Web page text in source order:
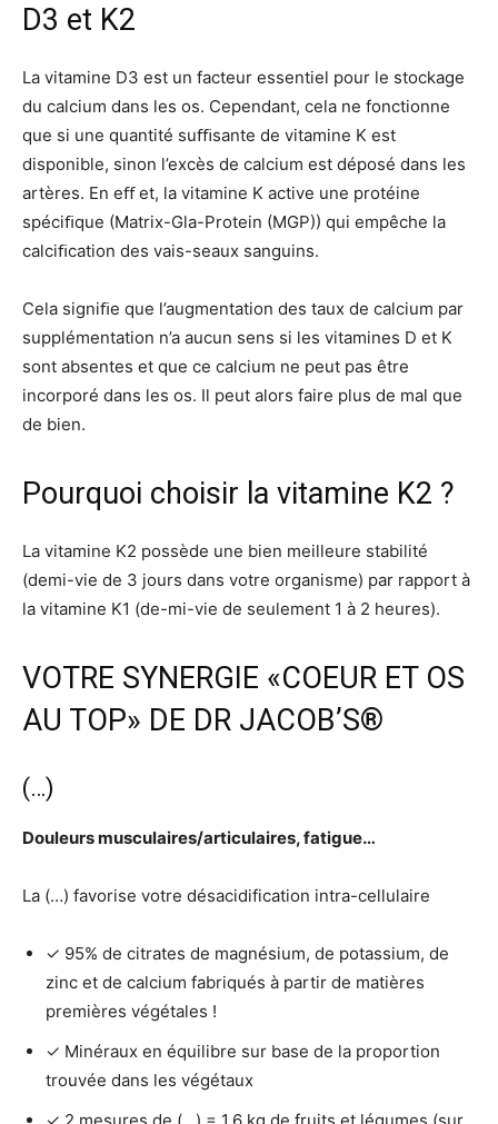
D3 et K2
La vitamine D3 est un facteur essentiel pour le stockage
du calcium dans les os. Cependant, cela ne fonctionne
que si une quantité suﬃsante de vitamine K est
disponible, sinon l’excès de calcium est déposé dans les
artères. En eﬀ et, la vitamine K active une protéine
spéciﬁque (Matrix-Gla-Protein (MGP)) qui empêche la
calciﬁcation des vais-seaux sanguins.
Cela signiﬁe que l’augmentation des taux de calcium par
supplémentation n’a aucun sens si les vitamines D et K
sont absentes et que ce calcium ne peut pas être
incorporé dans les os. Il peut alors faire plus de mal que
de bien.
Pourquoi choisir la vitamine K2 ?
La vitamine K2 possède une bien meilleure stabilité
(demi-vie de 3 jours dans votre organisme) par rapport à
la vitamine K1 (de-mi-vie de seulement 1 à 2 heures).
VOTRE SYNERGIE «COEUR ET OS
AU TOP» DE DR JACOB’S®
(…)
Douleurs musculaires/articulaires, fatigue…
La (…) favorise votre désacidification intra-cellulaire
✓ 95% de citrates de magnésium, de potassium, de
zinc et de calcium fabriqués à partir de matières
premières végétales !
✓ Minéraux en équilibre sur base de la proportion
trouvée dans les végétaux